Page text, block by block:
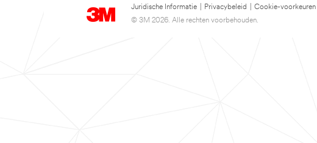
Juridische Informatie Privacybeleid
Cookie-voorkeuren
© 3M 2026. Alle rechten voorbehouden.